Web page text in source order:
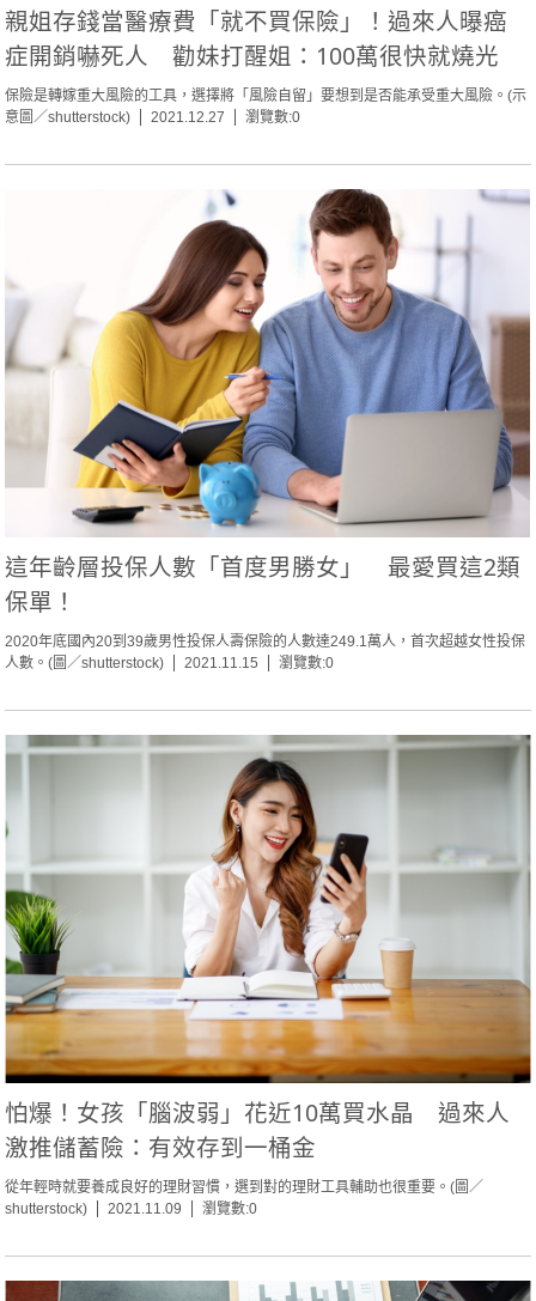
親姐存錢當醫療費「就不買保險」！過來人曝癌
症開銷嚇死人 勸妹打醒姐：100萬很快就燒光
保險是轉嫁重大風險的工具，選擇將「風險自留」要想到是否能承受重大風險。(示
意圖／shutterstock)
2021.12.27 瀏覽數:0
這年齡層投保人數「首度男勝女」 最愛買這2類
保單！
2020年底國內20到39歲男性投保人壽保險的人數達249.1萬人，首次超越女性投保
人數。(圖／shutterstock)
2021.11.15 瀏覽數:0
怕爆！女孩「腦波弱」花近10萬買水晶 過來人
激推儲蓄險：有效存到一桶金
從年輕時就要養成良好的理財習慣，選到對的理財工具輔助也很重要。(圖／
shutterstock)
2021.11.09 瀏覽數:0